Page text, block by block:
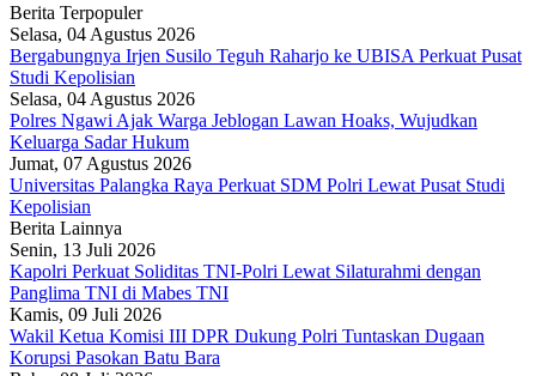
Berita Terpopuler
Selasa, 04 Agustus 2026
Bergabungnya Irjen Susilo Teguh Raharjo ke UBISA Perkuat Pusat
Studi Kepolisian
Selasa, 04 Agustus 2026
Polres Ngawi Ajak Warga Jeblogan Lawan Hoaks, Wujudkan
Keluarga Sadar Hukum
Jumat, 07 Agustus 2026
Universitas Palangka Raya Perkuat SDM Polri Lewat Pusat Studi
Kepolisian
Berita Lainnya
Senin, 13 Juli 2026
Kapolri Perkuat Soliditas TNI-Polri Lewat Silaturahmi dengan
Panglima TNI di Mabes TNI
Kamis, 09 Juli 2026
Wakil Ketua Komisi III DPR Dukung Polri Tuntaskan Dugaan
Korupsi Pasokan Batu Bara